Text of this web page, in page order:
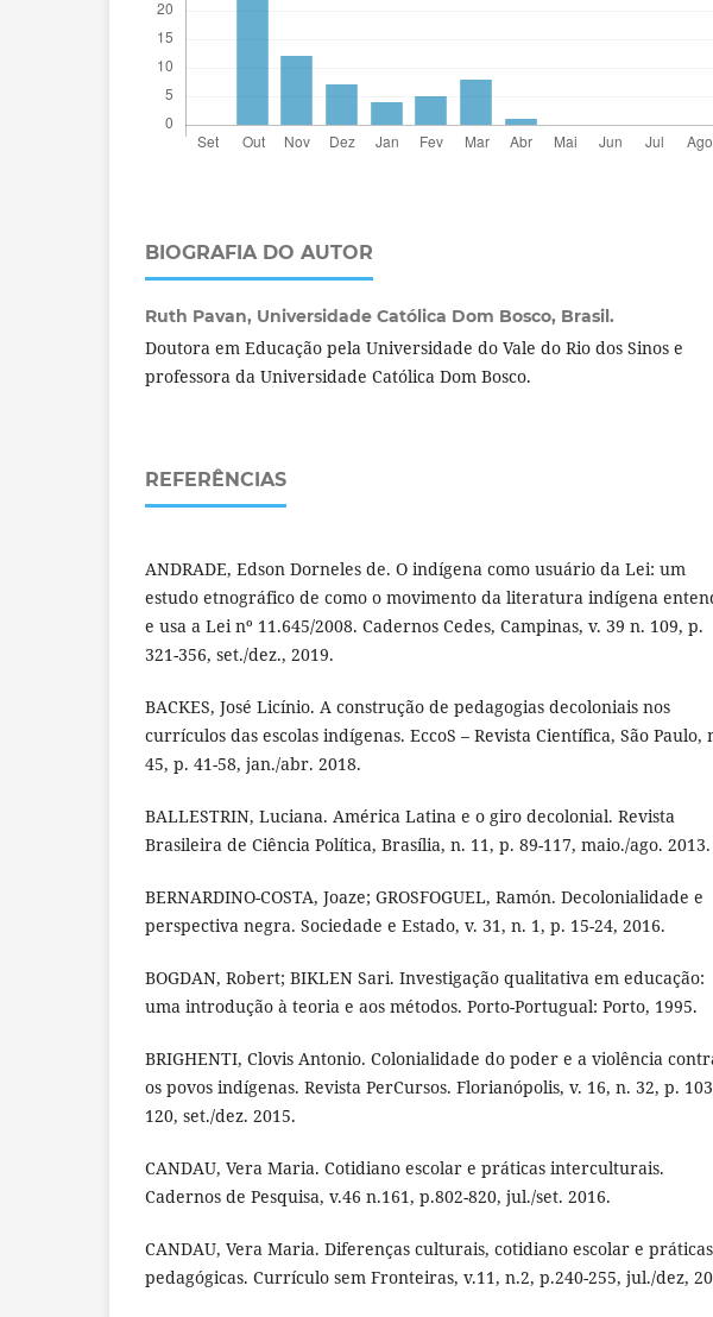
BIOGRAFIA DO AUTOR
Ruth Pavan, Universidade Católica Dom Bosco, Brasil.
Doutora em Educação pela Universidade do Vale do Rio dos Sinos e
professora da Universidade Católica Dom Bosco.
REFERÊNCIAS
ANDRADE, Edson Dorneles de. O indígena como usuário da Lei: um
estudo etnográfico de como o movimento da literatura indígena
e usa a Lei nº 11.645/2008. Cadernos Cedes, Campinas, v. 39 n. 109, p.
321-356, set./dez., 2019.
BACKES, José Licínio. A construção de pedagogias decoloniais nos
currículos das escolas indígenas. EccoS – Revista Científica, São Paulo,
45, p. 41-58, jan./abr. 2018.
BALLESTRIN, Luciana. América Latina e o giro decolonial. Revista
Brasileira de Ciência Política, Brasília, n. 11, p. 89-117, maio./ago. 2013.
BERNARDINO-COSTA, Joaze; GROSFOGUEL, Ramón. Decolonialidade e
perspectiva negra. Sociedade e Estado, v. 31, n. 1, p. 15-24, 2016.
BOGDAN, Robert; BIKLEN Sari. Investigação qualitativa em educação:
uma introdução à teoria e aos métodos. Porto-Portugual: Porto, 1995.
BRIGHENTI, Clovis Antonio. Colonialidade do poder e a violência
os povos indígenas. Revista PerCursos. Florianópolis, v. 16, n. 32, p.
120, set./dez. 2015.
CANDAU, Vera Maria. Cotidiano escolar e práticas interculturais.
Cadernos de Pesquisa, v.46 n.161, p.802-820, jul./set. 2016.
CANDAU, Vera Maria. Diferenças culturais, cotidiano escolar e práticas
pedagógicas. Currículo sem Fronteiras, v.11, n.2, p.240-255, jul./dez,